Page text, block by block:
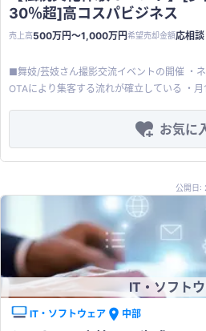
と、割安に感じていただけるかと思います。 【費用（常時かかる費用：直近期
実績）】 ・インフラ関連：年間48万円（月
っております。 【譲渡内容】 ソフトウェア（ソースコード）、オペレーション
マニュアル、サービスサイト、顧客
30％超]高コスパビジネス
売上高500万円〜1,000万円希望売却金額応相談
■舞妓/芸妓さん撮影交流イベントの開催
OTAにより集客する流れが確立している
客や集客などのインバウンド対応ができれば
お気に
公開日:
IT・ソフト
IT・ソフトウェア 中部